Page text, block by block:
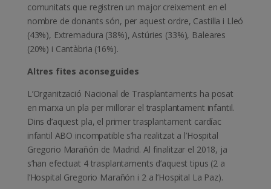
comunitats que registren un major creixement en el
nombre de donants són, per aquest ordre, Castilla i Lleó
(43%), Extremadura (38%), Astúries (33%), Baleares
(20%) i Cantàbria (16%).
Altres fites aconseguides
L’Organització Nacional de Trasplantaments ha posat
en marxa un pla per millorar el trasplantament infantil.
Dins d’aquest pla, el primer trasplantament cardíac
infantil ABO incompatible s’ha realitzat a l’Hospital
Gregorio Marañón de Madrid. Al finalitzar el 2018, ja
s’han efectuat 4 trasplantaments d’aquest tipus (2 a
l’Hospital Gregorio Marañón i 2 a l’Hospital La Paz).